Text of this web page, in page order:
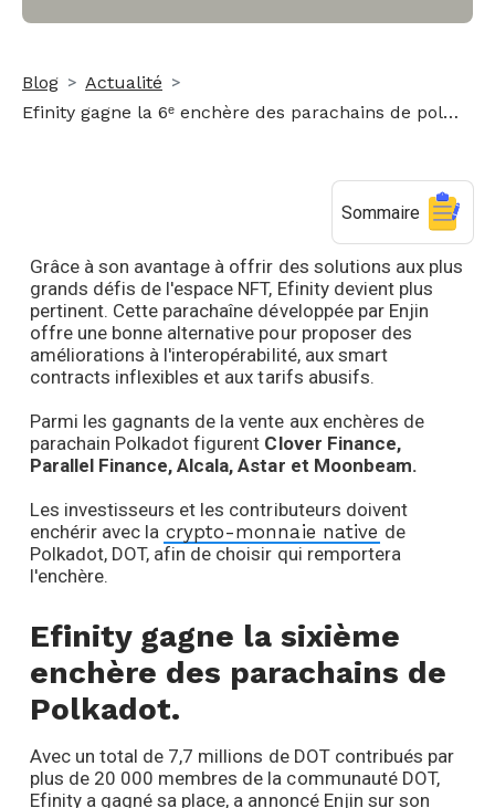
Blog
Actualité
Efinity gagne la 6ᵉ enchère des parachains de polkadot
Sommaire
Grâce à son avantage à offrir des solutions aux plus
grands défis de l'espace NFT, Efinity devient plus
pertinent. Cette parachaîne développée par Enjin
offre une bonne alternative pour proposer des
améliorations à l'interopérabilité, aux smart
contracts inflexibles et aux tarifs abusifs.
Parmi les gagnants de la vente aux enchères de
parachain Polkadot figurent Clover Finance,
Parallel Finance, Alcala, Astar et Moonbeam.
Les investisseurs et les contributeurs doivent
enchérir avec la crypto-monnaie native de
Polkadot, DOT, afin de choisir qui remportera
l'enchère.
Efinity gagne la sixième
enchère des parachains de
Polkadot.
Avec un total de 7,7 millions de DOT contribués par
plus de 20 000 membres de la communauté DOT,
Efinity a gagné sa place, a annoncé Enjin sur son